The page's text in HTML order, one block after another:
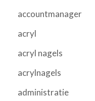
accountmanager
acryl
acryl nagels
acrylnagels
administratie